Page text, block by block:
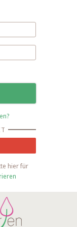
hier für